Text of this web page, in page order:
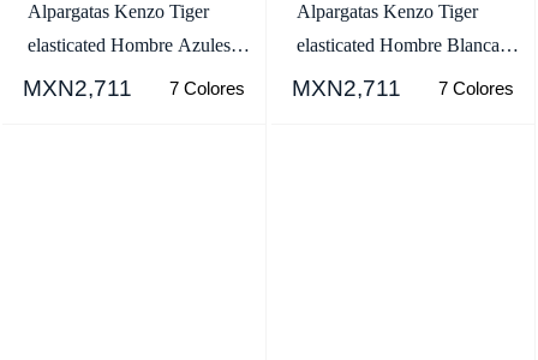
Alpargatas Kenzo Tiger
elasticated Hombre Azules -
SKU.0908847
MXN2,711 7 Colores
Alpargatas Kenzo Tiger
elasticated Hombre Blancas -
SKU.2553450
MXN2,711 7 Colores